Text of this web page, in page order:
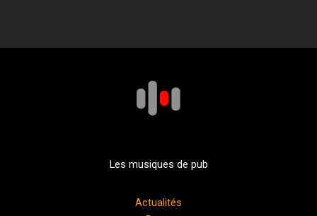
Les musiques de pub
Actualités